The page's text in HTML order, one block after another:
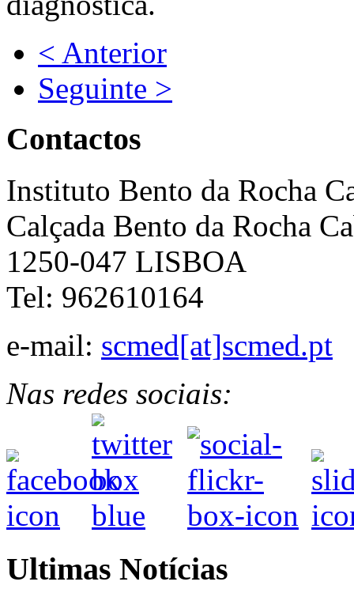
< Anterior
Seguinte >
Contactos
Instituto Bento da Rocha
Calçada Bento da Rocha
1250-047 LISBOA
Tel: 962610164
e-mail: scmed[at]scmed.pt
Nas redes sociais:
Ultimas Notícias